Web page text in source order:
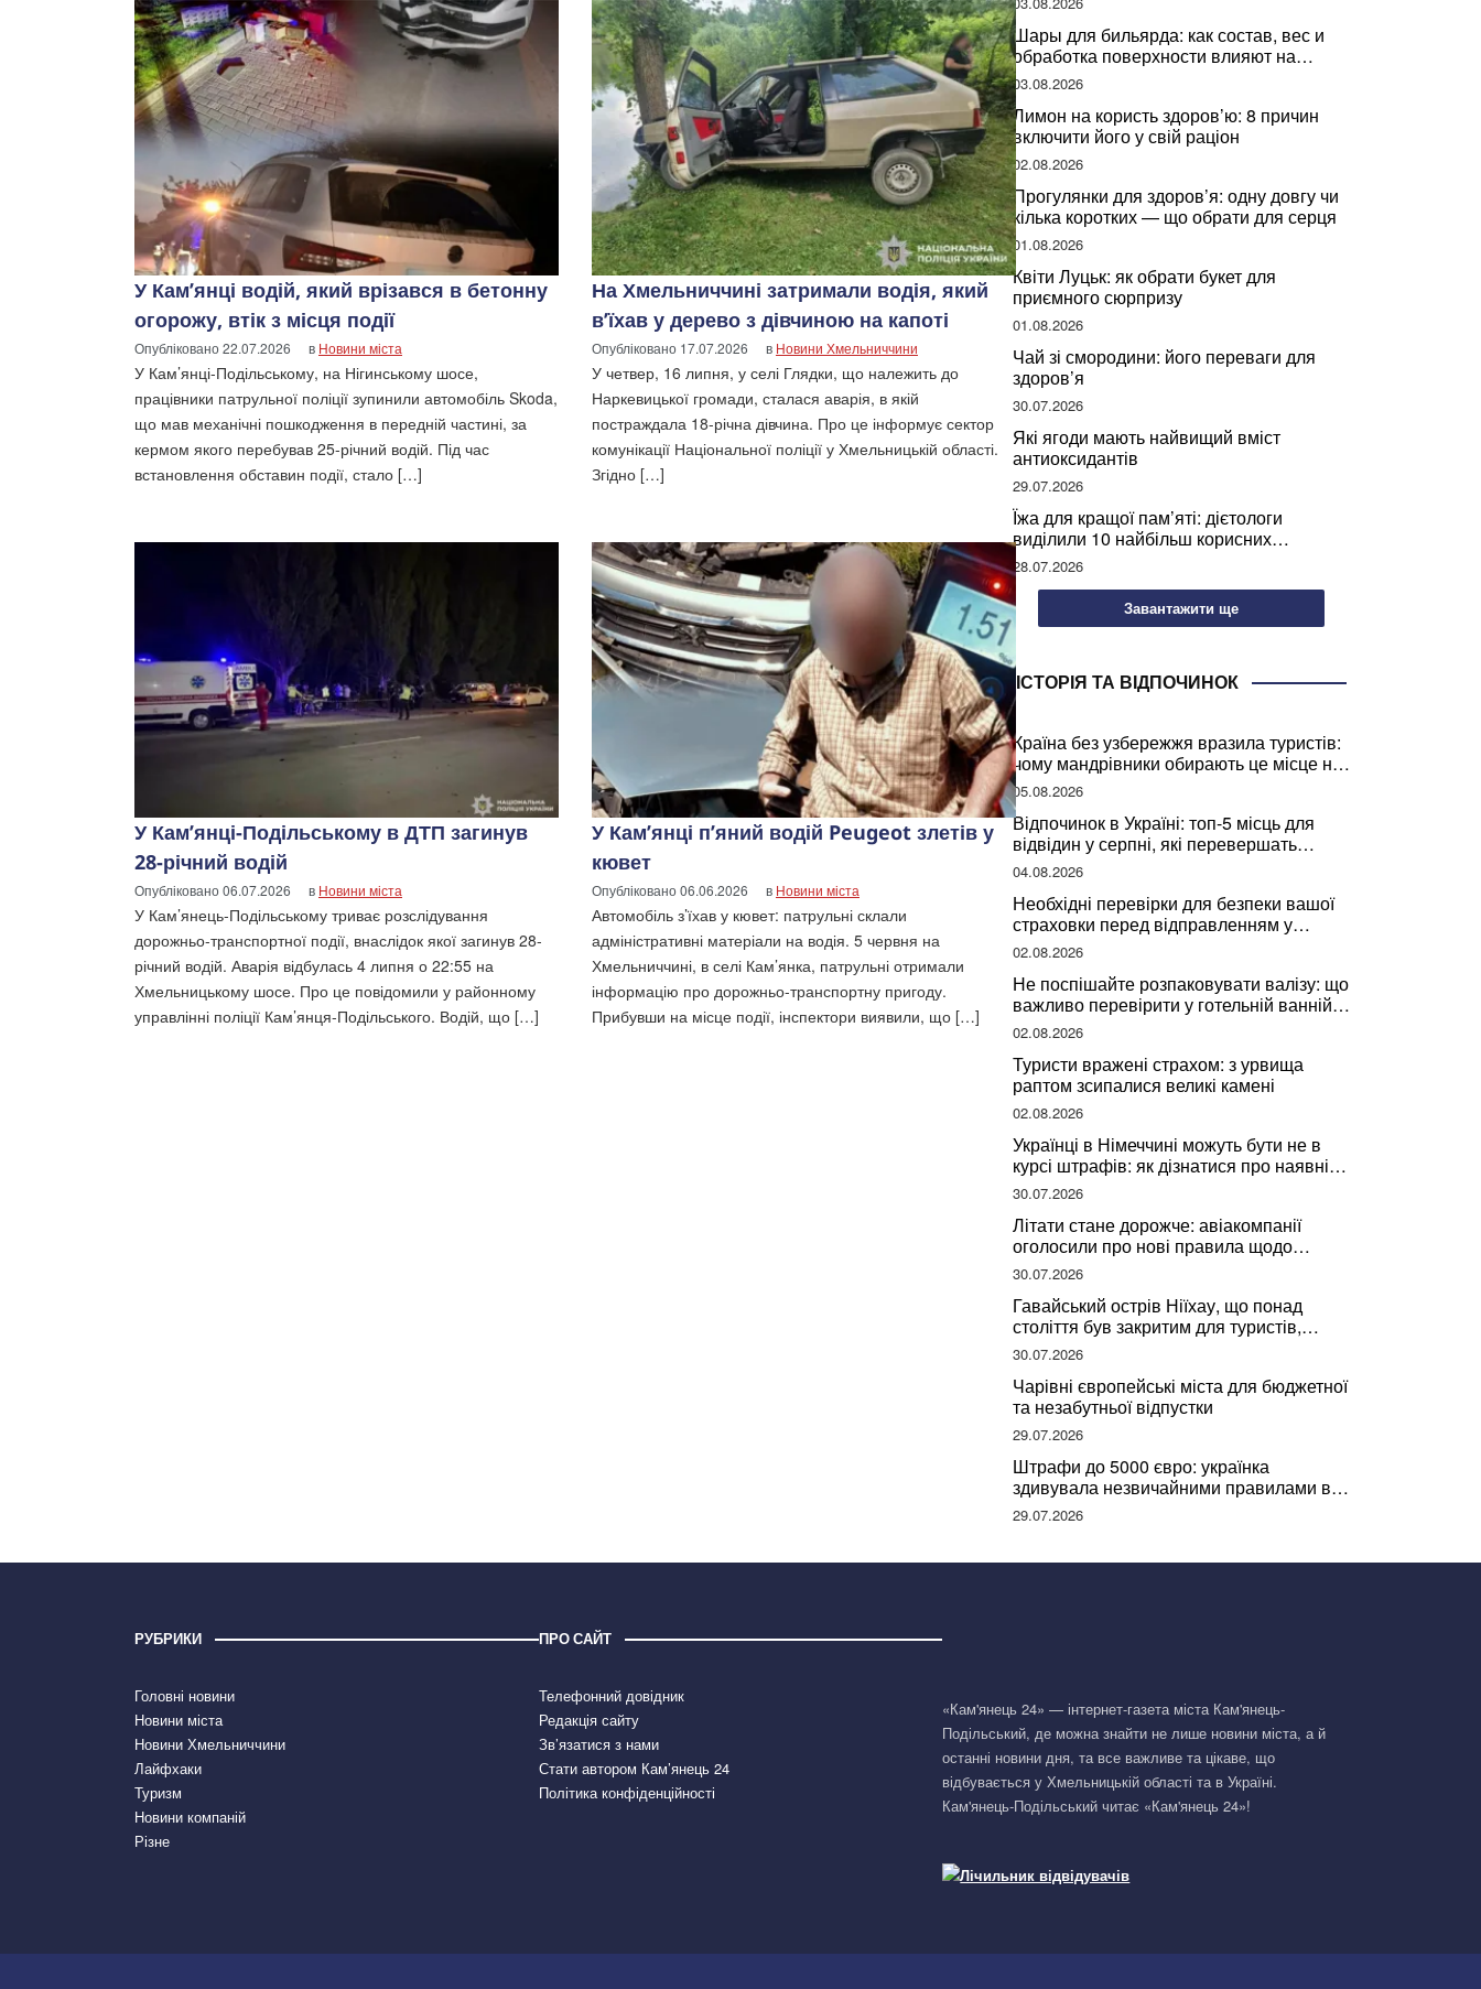
У Кам’янці водій, який врізався в бетонну
огорожу, втік з місця події
Опубліковано22.07.2026 в Новини міста
У Кам’янці-Подільському, на Нігинському шосе,
працівники патрульної поліції зупинили автомобіль Skoda,
що мав механічні пошкодження в передній частині, за
кермом якого перебував 25-річний водій. Під час
встановлення обставин події, стало […]
На Хмельниччині затримали водія, який
в’їхав у дерево з дівчиною на капоті
Опубліковано 17.07.2026 в Новини Хмельниччини
У четвер, 16 липня, у селі Глядки, що належить до
Наркевицької громади, сталася аварія, в якій
постраждала 18-річна дівчина. Про це інформує сектор
комунікації Національної поліції у Хмельницькій області.
Згідно […]
У Кам’янці-Подільському в ДТП загинув
28-річний водій
Опубліковано06.07.2026 в Новини міста
У Кам’янець-Подільському триває розслідування
дорожньо-транспортної події, внаслідок якої загинув 28-
річний водій. Аварія відбулась 4 липня о 22:55 на
Хмельницькому шосе. Про це повідомили у районному
управлінні поліції Кам’янця-Подільського. Водій, що […]
У Кам’янці п’яний водій Peugeot злетів у
кювет
Опубліковано06.06.2026 в Новини міста
Автомобіль з’їхав у кювет: патрульні склали
адміністративні матеріали на водія. 5 червня на
Хмельниччині, в селі Кам’янка, патрульні отримали
інформацію про дорожньо-транспортну пригоду.
Прибувши на місце події, інспектори виявили, що […]
Шары для бильярда: как состав, вес и
обработка поверхности влияют на
динамику игры
03.08.2026
Лимон на користь здоров’ю: 8 причин
включити його у свій раціон
02.08.2026
Прогулянки для здоров’я: одну довгу чи
кілька коротких — що обрати для серця
01.08.2026
Квіти Луцьк: як обрати букет для
приємного сюрпризу
01.08.2026
Чай зі смородини: його переваги для
здоров’я
30.07.2026
Які ягоди мають найвищий вміст
антиоксидантів
29.07.2026
Їжа для кращої пам’яті: дієтологи
виділили 10 найбільш корисних
продуктів
28.07.2026
Завантажити ще
ІСТОРІЯ ТА ВІДПОЧИНОК
Країна без узбережжя вразила туристів:
чому мандрівники обирають це місце на
відпочинок
05.08.2026
Відпочинок в Україні: топ-5 місць для
відвідин у серпні, які перевершать
закордонні враження
04.08.2026
Необхідні перевірки для безпеки вашої
страховки перед відправленням у
подорож
02.08.2026
Не поспішайте розпаковувати валізу: що
важливо перевірити у готельній ванній
за словами досвідченої мандрівниці
02.08.2026
Туристи вражені страхом: з урвища
раптом зсипалися великі камені
02.08.2026
Українці в Німеччині можуть бути не в
курсі штрафів: як дізнатися про наявні
борги
30.07.2026
Літати стане дорожче: авіакомпанії
оголосили про нові правила щодо
вибору місць
30.07.2026
Гавайський острів Ніїхау, що понад
століття був закритим для туристів,
починає приймати перших відвідувачів
30.07.2026
Чарівні європейські міста для бюджетної
та незабутньої відпустки
29.07.2026
Штрафи до 5000 євро: українка
здивувала незвичайними правилами в
Німеччині та поділилася правдою
29.07.2026
РУБРИКИ
Головні новини
Новини міста
Новини Хмельниччини
Лайфхаки
Туризм
Новини компаній
Різне
ПРО САЙТ
Телефонний довідник
Редакція сайту
Зв’язатися з нами
Стати автором Кам’янець 24
Політика конфіденційності
«Кам'янець 24» — інтернет-газета міста Кам'янець-
Подільський, де можна знайти не лише новини міста, а й
останні новини дня, та все важливе та цікаве, що
відбувається у Хмельницькій області та в Україні.
Кам'янець-Подільський читає «Кам'янець 24»!